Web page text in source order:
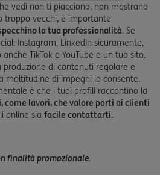
vedi non ti piacciono, non mostrano
troppo vecchi, è importante
la tua professionalità. Se
Instagram, LinkedIn sicuramente,
TikTok e YouTube e un tuo sito.
produzione di contenuti regolare e
moltitudine di impegni lo consente.
è che i tuoi profili raccontino la
come lavori, che valore porti ai clienti
online sia facile contattarti.
finalità promozionale.